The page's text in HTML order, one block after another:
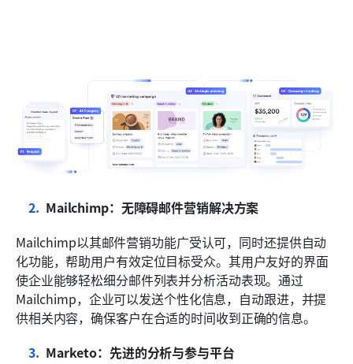
Mailchimp：无障碍邮件营销解决方案
Mailchimp以其邮件营销功能广受认可，同时还提供自动
化功能，帮助用户有效定位目标受众。其用户友好的界面
使企业能够轻松细分邮件列表并分析活动表现。通过
Mailchimp，企业可以发送个性化信息，自动跟进，并提
供相关内容，确保客户在合适的时间收到正确的信息。
Marketo：先进的分析与参与平台